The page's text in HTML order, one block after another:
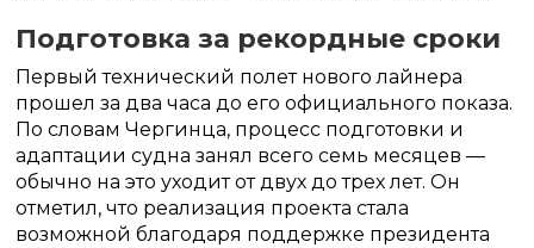
Подготовка за рекордные сроки
Первый технический полет нового лайнера
прошел за два часа до его официального показа.
По словам Чергинца, процесс подготовки и
адаптации судна занял всего семь месяцев —
обычно на это уходит от двух до трех лет. Он
отметил, что реализация проекта стала
возможной благодаря поддержке президента